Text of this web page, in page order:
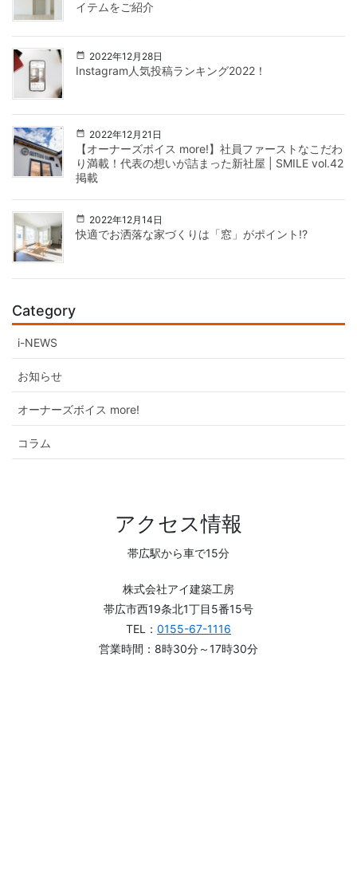
イテムをご紹介
2022年12月28日
Instagram人気投稿ランキング2022！
2022年12月21日
【オーナーズボイス more!】社員ファーストなこだわ
り満載！代表の想いが詰まった新社屋 | SMILE vol.42
掲載
2022年12月14日
快適でお洒落な家づくりは「窓」がポイント!?
Category
i-NEWS
お知らせ
オーナーズボイス more!
コラム
アクセス情報
帯広駅から車で15分
株式会社アイ建築工房
帯広市西19条北1丁目5番15号
TEL： 0155-67-1116
営業時間：8時30分～17時30分